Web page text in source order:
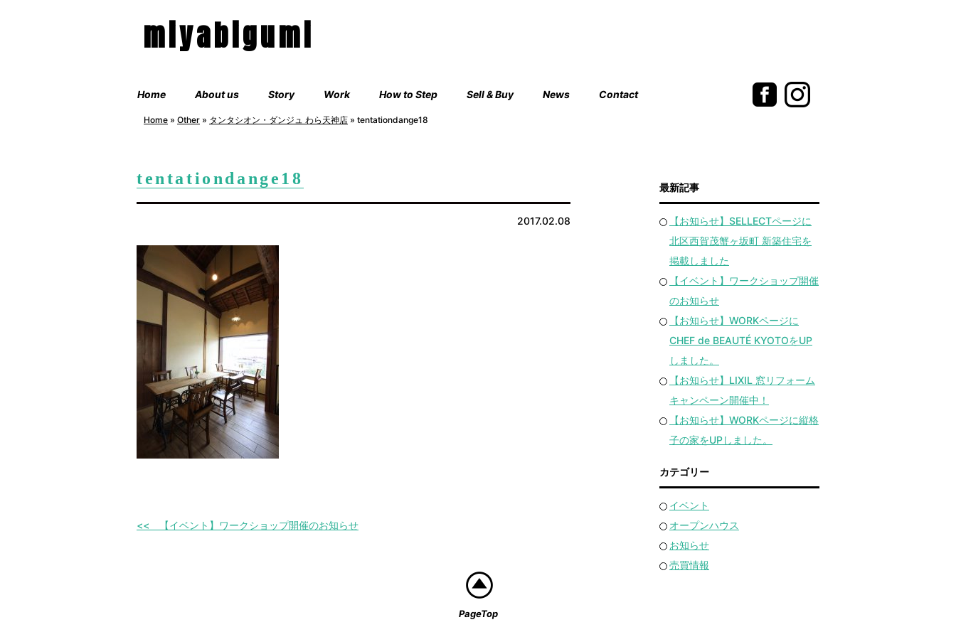
miyabigumi
Home About us Story Work How to Step Sell & Buy News Contact
Home » Other » タンタシオン・ダンジュ わら天神店 » tentationdange18
tentationdange18
2017.02.08
【イベント】ワークショップ開催のお知らせ
最新記事
【お知らせ】SELLECTページに
北区西賀茂蟹ヶ坂町 新築住宅を
掲載しました
【イベント】ワークショップ開催
のお知らせ
【お知らせ】WORKページに
CHEF de BEAUTÉ KYOTOをUP
しました。
【お知らせ】LIXIL 窓リフォーム
キャンペーン開催中！
【お知らせ】WORKページに縦格
子の家をUPしました。
カテゴリー
イベント
オープンハウス
お知らせ
売買情報
PageTop